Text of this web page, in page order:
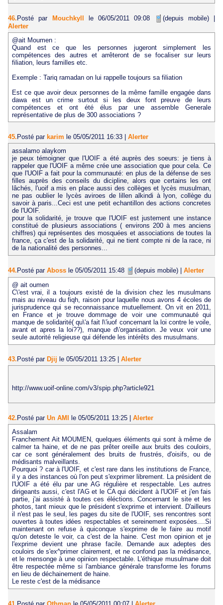
46.Posté par Mouchkyll le 06/05/2011 09:08 (depuis mobile)|
Alerter
@ait Moumen :
Quand est ce que les personnes jugeront simplement les
compétences des autres et arrêteront de se focaliser sur leurs
filiation, leurs familles etc.
Exemple : Tariq ramadan on lui rappelle toujours sa filiation
Est ce que avoir deux personnes de la même famille engagée dans
dawa est un crime surtout si les deux font preuve de leurs
compétences et ont été élus par une assemble Generale
représentative de plus de 300 associations ?
45. Posté par karim le 05/05/2011 16:33
Alerter
assalamo alaykom
je peux témoigner que l'UOIF a été auprès des soeurs: je tiens à
rappeler que l'UOIF a même crée une association que pour cela. Ce
que l'UOIF a fait pour la communauté: en plus de la défense de ses
filles auprès des conseils du dicipline, alors que certains les ont
lâchés, l'uoif a mis en place aussi des collèges et lycès musulman,
ne pas oublier le lycès aviroes de lillen alkindi à lyon, collège du
savoir à paris...Ceci est une petit echantillon des actions concretes
de l'UOIF.
pour la solidarité, je trouve que l'UOIF est justement une instance
constitué de plusieurs associations ( environs 200 à mes anciens
chiffres) qui représentes des mosquées et associations de toutes la
france, ça c'est de la solidarité, qui ne tient compte ni de la race, ni
de la nationalité des personnes...
44. Posté par Aboss le 05/05/2011 15:48 (depuis mobile)
Alerter
@ ait oumen
C\'est vrai, il a toujours existé de la division chez les musulmans
mais au niveau du fiqh, raison pour laquelle nous avons 4 écoles de
jurisprudence qui se reconnaissance mutuellement. On vit en 2011,
en France et je trouve dommage de voir une communauté qui
manque de solidarité( qu\'a fait l\'iuof concernant la loi contre le voile,
avant et apres la loi??), manque d\'organisation. Je veux voir une
seule autorité religieuse qui défende les intérêts des musulmans.
43. Posté par Djij le 05/05/2011 13:25 Alerter
http://www.uoif-online.com/v3/spip.php?article921
42. Posté par Un AMI le 05/05/2011 13:25
Alerter
Assalam
Franchement Ait MOUMEN, quelques éléments qui sont à même de
calmer ta haine, et de ne pas prêter oreille aux bruits des couloirs,
car ce sont généralement des bruits de frustrés, d'oisifs, ou de
médisants malveillants.
Pourquoi ? car à l'UOIF, et c'est rare dans les institutions de France,
il y a des instances où l'on peut s'exprimer librement. La président de
l'UOIF a été élu par une AG régulière et respectable. Les autres
dirigeants aussi, c'est l'AG et le CA qui décident à l'UOIF et j'en fais
partie, j'ai assisté à toutes ces éléctions. Concernant le site et les
photos, tant mieux que le président s'exprime et intervient. D'ailleurs
il n'est pas le seul, les pages du site de l'UOIF, ses rencontres sont
ouvertes à toutes idées respectables et sereinement exposées....Si
maintenant on refuse à quiconque s'exprime de le faire au motif
qu'on deteste le voir, ca c'est de la haine. C'est mon opinion et je
l'exprime devient une phrase facile. Demande aux adeptes des
couloirs de s'ex^primer clairement, et ne confond pas la médisance,
et le mensonge à une opinion respectable. L'éthique musulmane doit
être respectée même si l'ambiance générale transforme les forums
en lieu de déchainement de haine.
Le reste c'est de la médisance